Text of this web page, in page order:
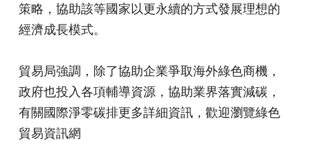
策略，協助該等國家以更永續的方式發展理想的
經濟成長模式。
貿易局強調，除了協助企業爭取海外綠色商機，
政府也投入各項輔導資源，協助業界落實減碳，
有關國際淨零碳排更多詳細資訊，歡迎瀏覽綠色
貿易資訊網